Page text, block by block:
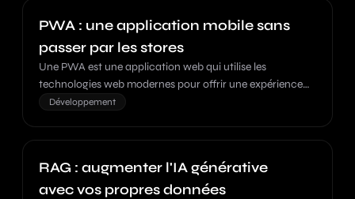
PWA : une application mobile sans
passer par les stores
Une PWA est une application web qui utilise les
technologies web modernes pour offrir une expérience
proche d'une application native, fonctionnant hors ligne
Développement
RAG : augmenter l'IA générative
avec vos propres données